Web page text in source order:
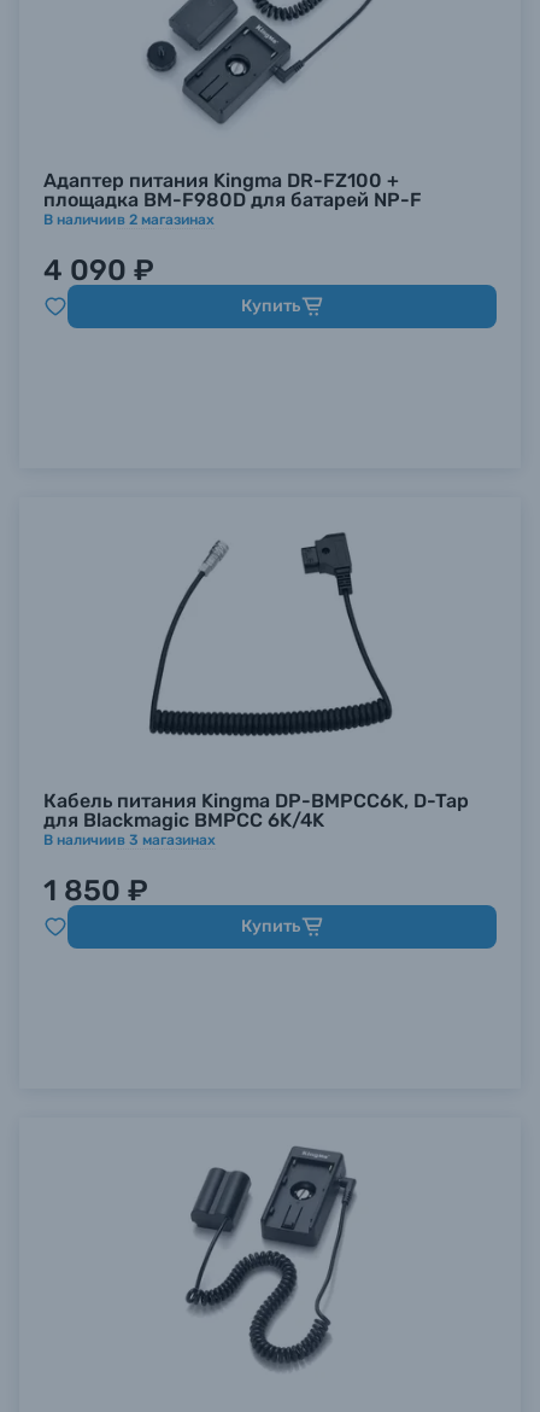
Адаптер питания Kingma DR-FZ100 +
площадка BM-F980D для батарей NP-F
В наличиив 2 магазинах
4 090 ₽
Купить
Кабель питания Kingma DP-BMPCC6K, D-Tap
для Blackmagic BMPCC 6K/4K
В наличиив 3 магазинах
1 850 ₽
Купить